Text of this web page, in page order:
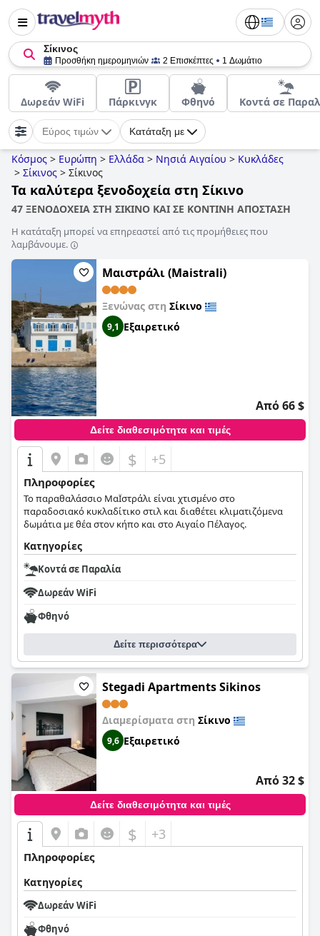
Σίκινος
Προσθήκη ημερομηνιών 2 Επισκέπτες 1 Δωμάτιο
Δωρεάν WiFi Πάρκινγκ Φθηνό Κοντά σε
Εύρος τιμών Κατάταξη με
Κόσμος > Ευρώπη > Ελλάδα > Νησιά Αιγαίου > Κυκλάδες
> Σίκινος > Σίκινος
Τα καλύτερα ξενοδοχεία στη Σίκινο
47 ΞΕΝΟΔΟΧΕΙΑ ΣΤΗ ΣΙΚΙΝΟ ΚΑΙ ΣΕ ΚΟΝΤΙΝΗ ΑΠΟΣΤΑΣΗ
Η κατάταξη μπορεί να επηρεαστεί από τις προμήθειες που
λαμβάνουμε.
Μαιστράλι (Maistrali)
Ξενώνας στη Σίκινο
9,1 Εξαιρετικό
Από 66 $
Δείτε διαθεσιμότητα και τιμές
$ +5
Πληροφορίες
Το παραθαλάσσιο ΜαΪστράλι είναι χτισμένο στο
παραδοσιακό κυκλαδίτικο στιλ και διαθέτει κλιματιζόμενα
δωμάτια με θέα στον κήπο και στο Αιγαίο Πέλαγος.
Κατηγορίες
Κοντά σε Παραλία
Δωρεάν WiFi
Φθηνό
Δείτε περισσότερα
Stegadi Apartments Sikinos
Διαμερίσματα στη Σίκινο
9,6 Εξαιρετικό
Από 32 $
Δείτε διαθεσιμότητα και τιμές
$ +3
Πληροφορίες
Κατηγορίες
Δωρεάν WiFi
Φθηνό